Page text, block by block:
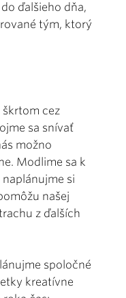
ďalšieho dňa,
tým, ktorý
škrtom cez
sa snívať
možno
Modlime sa k
si
našej
z ďalších
spoločné
kreatívne